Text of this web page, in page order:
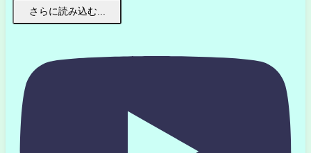
さらに読み込む...